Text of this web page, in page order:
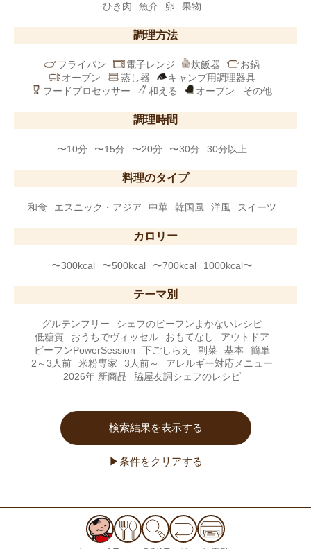
ひき肉
魚介 卵 果物
調理方法
フライパン 電子レンジ 炊飯器
お鍋
オーブン
蒸し器
キャンプ用調理器具
フードプロセッサー
和える オーブン その他
調理時間
〜10分 〜15分 〜20分 〜30分 30分以上
料理のタイプ
和食 エスニック・アジア 中華 韓国風 洋風 スイーツ
カロリー
〜300kcal 〜500kcal 〜700kcal 1000kcal〜
テーマ別
グルテンフリー
シェフのビーフンまかないレシピ
低糖質
おうちでヴィッセル おもてなし
アウトドア
ビーフンPowerSession
下ごしらえ 副菜 基本
簡単
2～3人前
米粉専家 3人前～
アレルギー対応メニュー
2026年 新商品
脇屋友詞シェフのレシピ